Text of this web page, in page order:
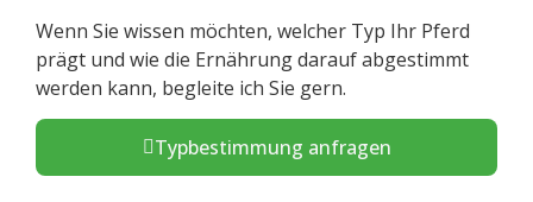
Wenn Sie wissen möchten, welcher Typ Ihr Pferd
prägt und wie die Ernährung darauf abgestimmt
werden kann, begleite ich Sie gern.
Typbestimmung anfragen